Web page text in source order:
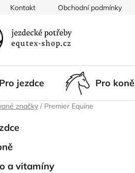
Kontakt Obchodní podmínky
Pro jezdce Pro koně
značky / Premier Equine
a vitamíny